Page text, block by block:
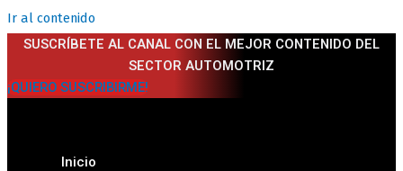
Ir al contenido
SUSCRÍBETE AL CANAL CON EL MEJOR CONTENIDO DEL
SECTOR AUTOMOTRIZ
¡QUIERO SUSCRIBIRME!
Inicio